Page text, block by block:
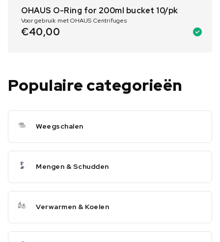
OHAUS O-Ring for 200ml bucket 10/pk
Voor gebruik met OHAUS Centrifuges
€40,00
Populaire categorieën
Weegschalen
Mengen & Schudden
Verwarmen & Koelen